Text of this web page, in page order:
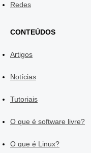
Redes
CONTEÚDOS
Artigos
Notícias
Tutoriais
O que é software livre?
O que é Linux?